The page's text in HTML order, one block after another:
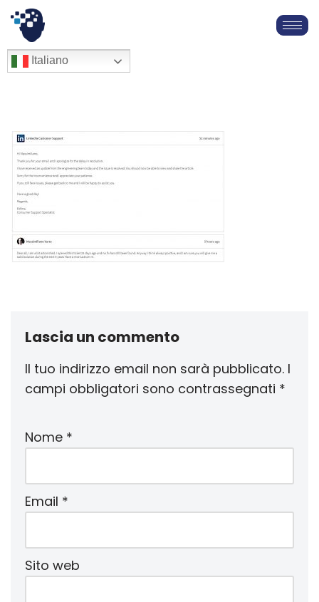
Vai
al
简体中文
English
Français
Italiano
Lascia un commento
Il tuo indirizzo email non sarà pubblicato. I
campi obbligatori sono contrassegnati *
Nome *
Email *
Sito web